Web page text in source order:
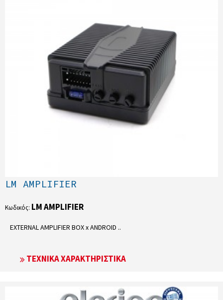
LM AMPLIFIER
Κωδικός: LM AMPLIFIER
EXTERNAL AMPLIFIER BOX x ANDROID ..
ΤΕΧΝΙΚΆ ΧΑΡΑΚΤΗΡΙΣΤΙΚΆ